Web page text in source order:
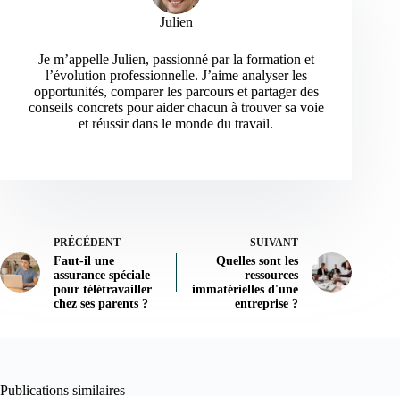
Julien
Je m’appelle Julien, passionné par la formation et
l’évolution professionnelle. J’aime analyser les
opportunités, comparer les parcours et partager des
conseils concrets pour aider chacun à trouver sa voie
et réussir dans le monde du travail.
PRÉCÉDENT
Faut-il une
assurance spéciale
pour télétravailler
chez ses parents ?
SUIVANT
Quelles sont les
ressources
immatérielles d'une
entreprise ?
Publications similaires